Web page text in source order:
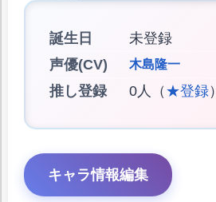
誕生日
未登録
声優(CV)
木島隆一
推し登録 0人（ ★登録）
キャラ情報編集